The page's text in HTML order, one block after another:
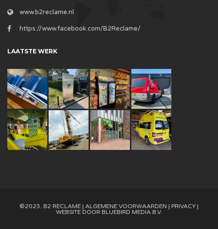
www.b2reclame.nl
https://www.facebook.com/B2Reclame/
LAATSTE WERK
©2023. B2 RECLAME | ALGEMENE VOORWAARDEN | PRIVACY |
WEBSITE DOOR BLUEBIRD MEDIA B.V.